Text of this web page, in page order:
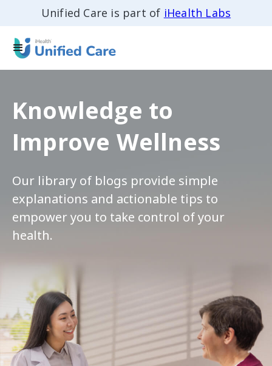
Unified Care is part of iHealth Labs
Knowledge to
Improve Wellness
Our library of blogs provide simple
explanations and actionable tips to
empower you to take control of your
health.